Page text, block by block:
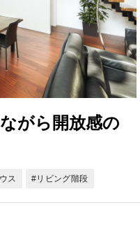
がら開放感の
ス #リビング階段